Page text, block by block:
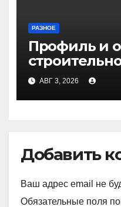
РАЗНОЕ
Профиль и
Медичи
АВГ 3, 2026
Добавить
Ваш адрес email не
Обязательные поля